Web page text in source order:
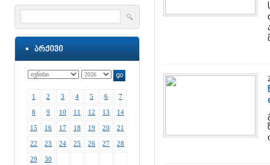
1 2 3 4 5 6 7
8 9 10 11 12 13 14
15 16 17 18 19 20 21
22 23 24 25 26 27 28
29 30